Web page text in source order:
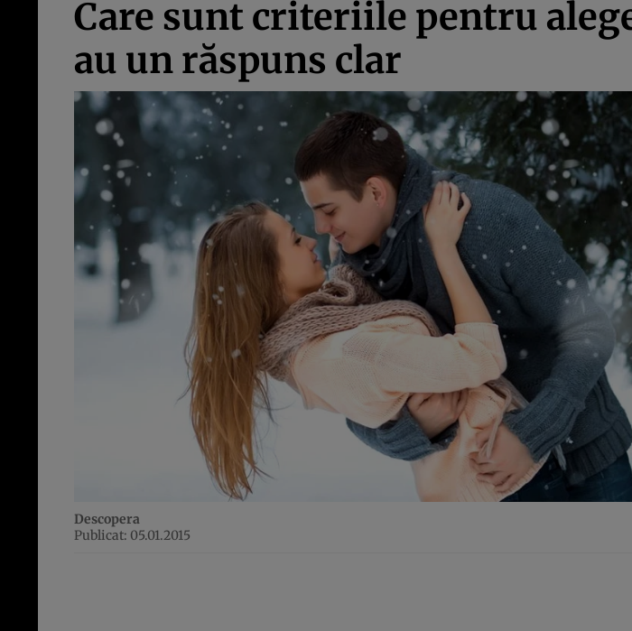
Care sunt criteriile pentru
au un răspuns clar
Descopera
Publicat: 05.01.2015